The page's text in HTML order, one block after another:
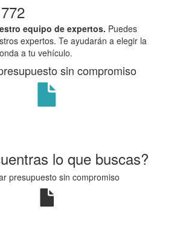
equipo de expertos. Puedes
expertos. Te ayudarán a elegir la
a tu vehículo.
sin compromiso
lo que buscas?
presupuesto sin compromiso